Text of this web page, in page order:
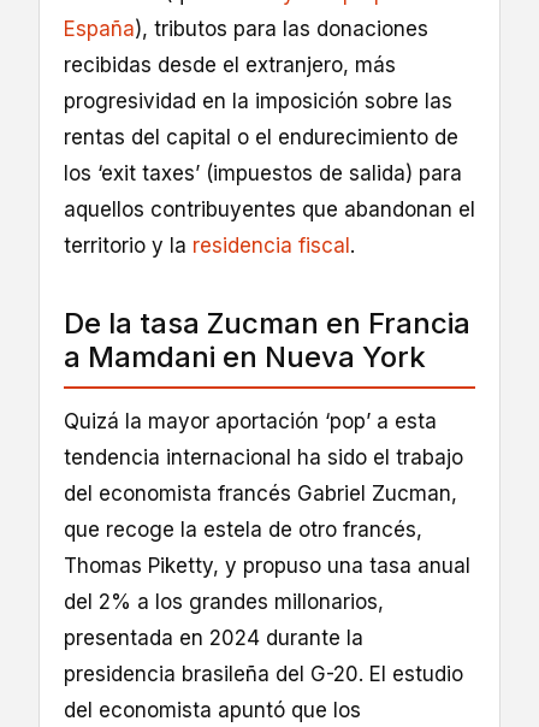
España), tributos para las donaciones
recibidas desde el extranjero, más
progresividad en la imposición sobre las
rentas del capital o el endurecimiento de
los ‘exit taxes’ (impuestos de salida) para
aquellos contribuyentes que abandonan el
territorio y la residencia fiscal.
De la tasa Zucman en Francia
a Mamdani en Nueva York
Quizá la mayor aportación ‘pop’ a esta
tendencia internacional ha sido el trabajo
del economista francés Gabriel Zucman,
que recoge la estela de otro francés,
Thomas Piketty, y propuso una tasa anual
del 2% a los grandes millonarios,
presentada en 2024 durante la
presidencia brasileña del G-20. El estudio
del economista apuntó que los